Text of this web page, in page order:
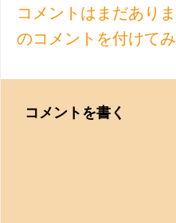
コメントはまだあり
のコメントを付けて
コメントを書く